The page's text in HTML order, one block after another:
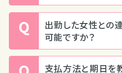
Q
出勤した女性との
可能ですか？
支払方法と期日を